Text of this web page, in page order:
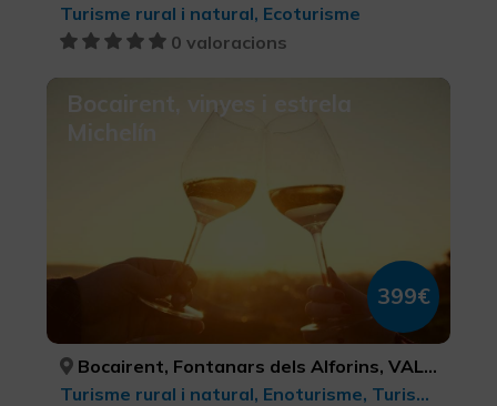
Turisme rural i natural, Ecoturisme
0 valoracions
Bocairent, vinyes i estrela
399€
Bocairent, Fontanars dels Alforins, VALÈNCIA, VALÈNCIA
Turisme rural i natural, Enoturisme, Turisme gastronòmic, Ecoturisme